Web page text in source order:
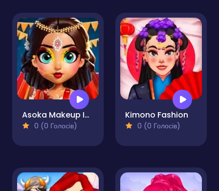
Asoka Makeup Indian Bride
0 (0 Голосів)
Kimono Fashion
0 (0 Голосів)